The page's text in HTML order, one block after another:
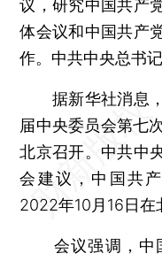
议，研究中国共产
体会议和中国共产
作。中共中央总书
据新华社消息，
届中央委员会第七
北京召开。中共中
会建议，中国共
2022年10月16日在
会议强调，中